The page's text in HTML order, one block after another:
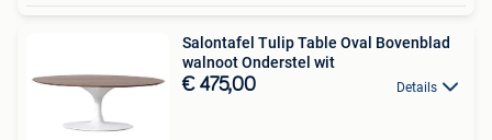
Salontafel Tulip Table Oval Bovenblad
walnoot Onderstel wit
€ 475,00 Details